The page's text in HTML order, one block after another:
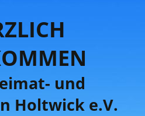
und
Holtwick e.V.